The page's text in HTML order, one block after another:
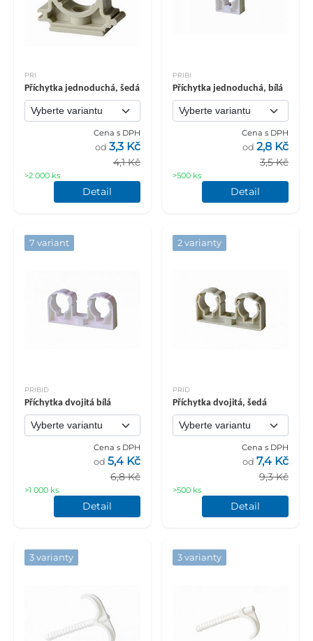
PRI
Příchytka jednoduchá, šedá
Cena s DPH
4,1 Kč
od 3,3 Kč
>2 000 ks
Detail
PRIBI
Příchytka jednoduchá, bílá
Cena s DPH
3,5 Kč
od 2,8 Kč
>500 ks
Detail
7 variant
PRIBID
Příchytka dvojitá bílá
Cena s DPH
6,8 Kč
od 5,4 Kč
>1 000 ks
Detail
2 varianty
PRID
Příchytka dvojitá, šedá
Cena s DPH
9,3 Kč
od 7,4 Kč
>500 ks
Detail
3 varianty 3 varianty